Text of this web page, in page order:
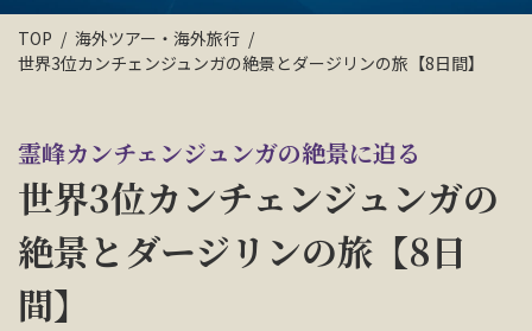
イベント
新着情報
お問い合わせ
TOP
海外ツアー・海外旅行
世界3位カンチェンジュンガの絶景とダージリンの旅【8日間】
霊峰カンチェンジュンガの絶景に迫る
世界3位カンチェンジュンガの
絶景とダージリンの旅【8日
間】